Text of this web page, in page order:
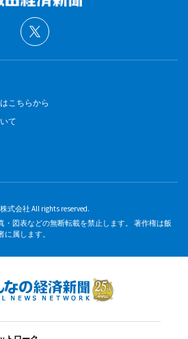
こちらから
て
式会社 All rights reserved.
・図表などの無断転載を禁止します。 著作権は飯
属します。